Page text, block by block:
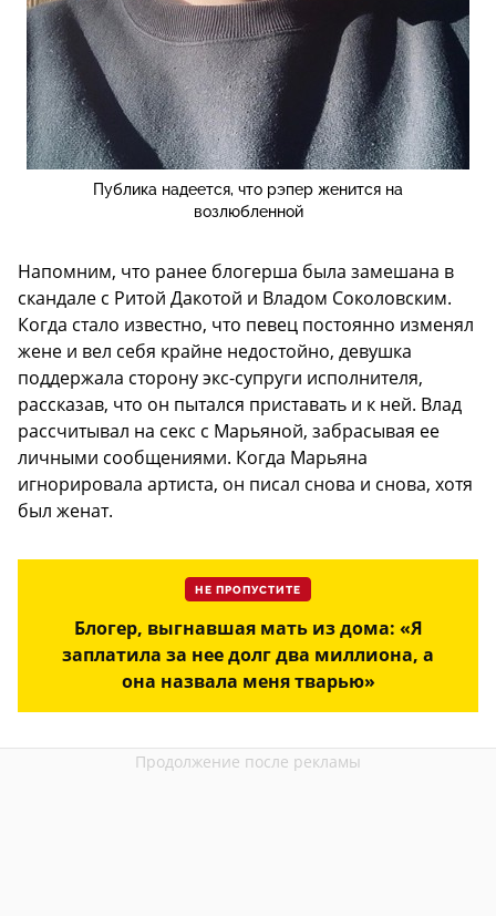
Публика надеется, что рэпер женится на
возлюбленной
Напомним, что ранее блогерша была замешана в
скандале с Ритой Дакотой и Владом Соколовским.
Когда стало известно, что певец постоянно изменял
жене и вел себя крайне недостойно, девушка
поддержала сторону экс-супруги исполнителя,
рассказав, что он пытался приставать и к ней. Влад
рассчитывал на секс с Марьяной, забрасывая ее
личными сообщениями. Когда Марьяна
игнорировала артиста, он писал снова и снова, хотя
был женат.
НЕ ПРОПУСТИТЕ
Блогер, выгнавшая мать из дома: «Я
заплатила за нее долг два миллиона, а
она назвала меня тварью»